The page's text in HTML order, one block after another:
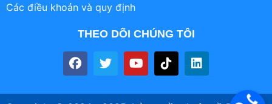
Các điều khoản và quy định
THEO DÕI CHÚNG TÔI